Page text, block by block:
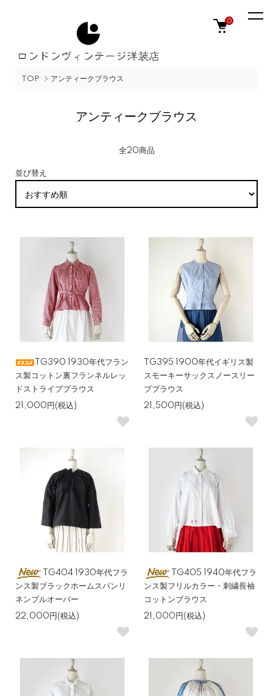
0
TOP アンティークブラウス
アンティークブラウス
全20商品
並び替え
TG390 1930年代フラン
ス製コットン裏フランネルレッ
ドストライプブラウス
21,000円(税込)
TG395 1900年代イギリス製
スモーキーサックスノースリー
ブブラウス
21,500円(税込)
TG404 1930年代フラ
ンス製ブラックホームスパンリ
ネンプルオーバー
22,000円(税込)
TG405 1940年代フラ
ンス製フリルカラー・刺繍長袖
コットンブラウス
21,000円(税込)